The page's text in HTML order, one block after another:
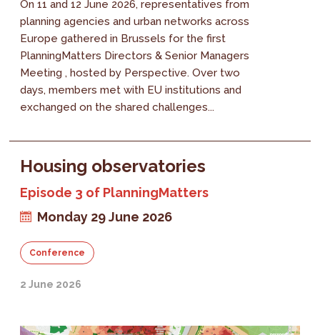
On 11 and 12 June 2026, representatives from
planning agencies and urban networks across
Europe gathered in Brussels for the first
PlanningMatters Directors & Senior Managers
Meeting , hosted by Perspective. Over two
days, members met with EU institutions and
exchanged on the shared challenges...
Housing observatories
Episode 3 of PlanningMatters
Monday 29 June 2026
Conference
2 June 2026